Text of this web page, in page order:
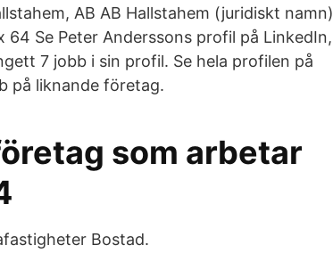
AB AB Hallstahem (juridiskt namn)
Se Peter Anderssons profil på LinkedIn,
7 jobb i sin profil. Se hela profilen på
på liknande företag.
som arbetar
Bostad​.